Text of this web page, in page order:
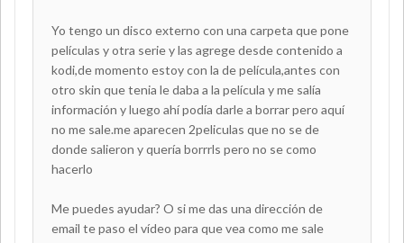
Yo tengo un disco externo con una carpeta que pone
películas y otra serie y las agrege desde contenido a
kodi,de momento estoy con la de película,antes con
otro skin que tenia le daba a la película y me salía
información y luego ahí podía darle a borrar pero aquí
no me sale.me aparecen 2peliculas que no se de
donde salieron y quería borrrls pero no se como
hacerlo
Me puedes ayudar? O si me das una dirección de
email te paso el vídeo para que vea como me sale